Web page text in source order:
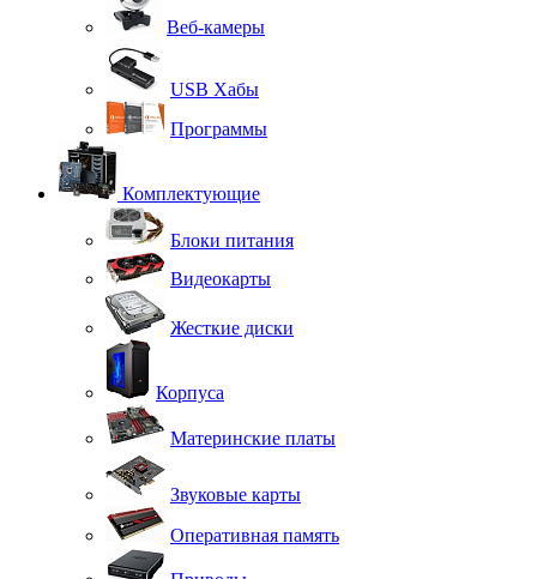
Веб-камеры
USB Хабы
Программы
Комплектующие
Блоки питания
Видеокарты
Жесткие диски
Корпуса
Материнские платы
Звуковые карты
Оперативная память